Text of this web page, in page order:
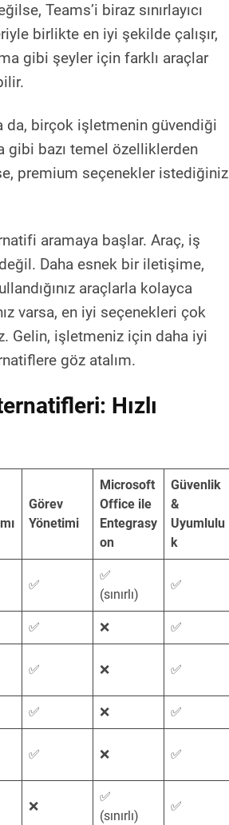
Teams’i biraz sınırlayıcı
birlikte en iyi şekilde çalışır,
gibi şeyler için farklı araçlar
da, birçok işletmenin güvendiği
gibi bazı temel özelliklerden
premium seçenekler istediğiniz
aramaya başlar. Araç, iş
değil. Daha esnek bir iletişime,
araçlarla kolayca
varsa, en iyi seçenekleri çok
Gelin, işletmeniz için daha iyi
göz atalım.
Hızlı
Görev
Yönetimi
Microsoft
Office ile
Entegrasy
on
Güvenlik
&
Uyumlulu
k
✅
✅
(sınırlı)
✅
✅ ❌ ✅
✅ ❌ ✅
✅ ❌ ✅
✅ ❌ ✅
❌
✅
(sınırlı)
✅